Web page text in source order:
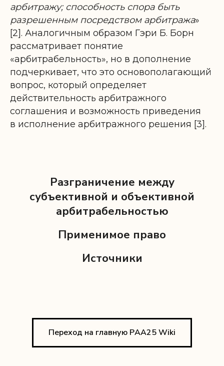
арбитражу; способность спора быть
разрешенным посредством арбитража»
[2]. Аналогичным образом Гэри Б. Борн
рассматривает понятие
«арбитрабельность», но в дополнение
подчеркивает, что это основополагающий
вопрос, который определяет
действительность арбитражного
соглашения и возможность приведения
в исполнение арбитражного решения [3].
Разграничение между
субъективной и объективной
арбитрабельностью
Применимое право
Источники
Переход на главную РAA25 Wiki